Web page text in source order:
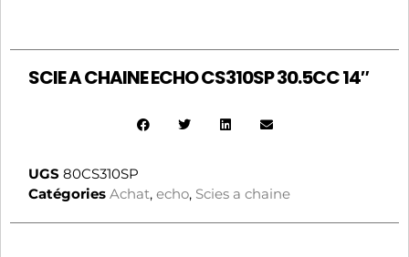
SCIE A CHAINE ECHO CS310SP 30.5CC 14″
UGS 80CS310SP
Catégories Achat, echo, Scies a chaine